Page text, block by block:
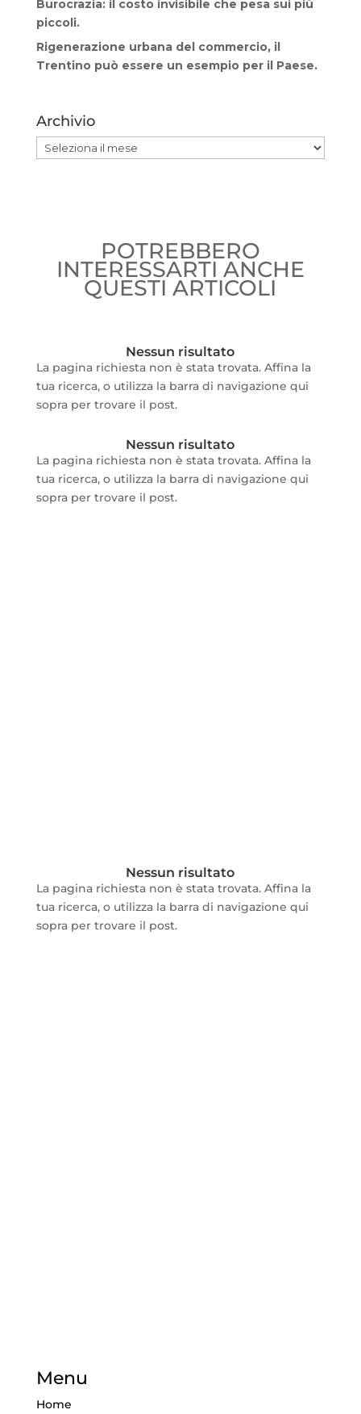
Burocrazia: il costo invisibile che pesa sui più
piccoli.
Rigenerazione urbana del commercio, il
Trentino può essere un esempio per il Paese.
Archivio
Archivio
POTREBBERO
INTERESSARTI ANCHE
QUESTI ARTICOLI
Nessun risultato
La pagina richiesta non è stata trovata. Affina la
tua ricerca, o utilizza la barra di navigazione qui
sopra per trovare il post.
Nessun risultato
La pagina richiesta non è stata trovata. Affina la
tua ricerca, o utilizza la barra di navigazione qui
sopra per trovare il post.
Nessun risultato
La pagina richiesta non è stata trovata. Affina la
tua ricerca, o utilizza la barra di navigazione qui
sopra per trovare il post.
Menu
Home